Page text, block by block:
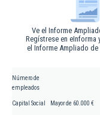
Ve el Informe
Regístrese en eInforma
el Informe Ampliado de
Número de
empleados
Capital Social Mayor de 60.000 €